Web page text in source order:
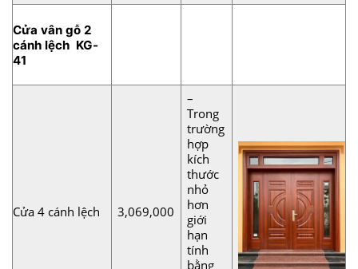
Cửa vân gỗ 2
cánh lệch KG-
41
Cửa 4 cánh lệch 3,069,000
–
Trong
trường
hợp
kích
thước
nhỏ
hơn
giới
hạn
tính
bằng